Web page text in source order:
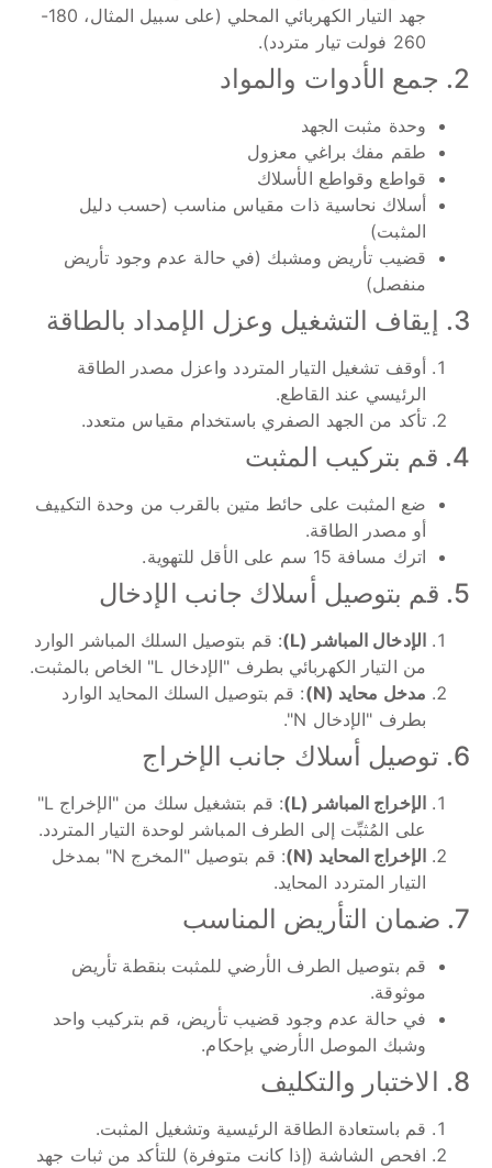
جهد التيار الكهربائي المحلي (على سبيل المثال، 180-
260 فولت تيار متردد).
2. جمع الأدوات والمواد
وحدة مثبت الجهد
طقم مفك براغي معزول
قواطع وقواطع الأسلاك
أسلاك نحاسية ذات مقياس مناسب (حسب دليل
المثبت)
قضيب تأريض ومشبك (في حالة عدم وجود تأريض
منفصل)
3. إيقاف التشغيل وعزل الإمداد بالطاقة
أوقف تشغيل التيار المتردد واعزل مصدر الطاقة
الرئيسي عند القاطع.
تأكد من الجهد الصفري باستخدام مقياس متعدد.
4. قم بتركيب المثبت
ضع المثبت على حائط متين بالقرب من وحدة التكييف
أو مصدر الطاقة.
اترك مسافة 15 سم على الأقل للتهوية.
5. قم بتوصيل أسلاك جانب الإدخال
الإدخال المباشر (L)
: قم بتوصيل السلك المباشر الوارد
من التيار الكهربائي بطرف "الإدخال L" الخاص بالمثبت.
مدخل محايد (N)
: قم بتوصيل السلك المحايد الوارد
بطرف "الإدخال N".
6. توصيل أسلاك جانب الإخراج
الإخراج المباشر (L)
: قم بتشغيل سلك من "الإخراج L"
على المُثبِّت إلى الطرف المباشر لوحدة التيار المتردد.
الإخراج المحايد (N)
: قم بتوصيل "المخرج N" بمدخل
التيار المتردد المحايد.
7. ضمان التأريض المناسب
قم بتوصيل الطرف الأرضي للمثبت بنقطة تأريض
موثوقة.
في حالة عدم وجود قضيب تأريض، قم بتركيب واحد
وشبك الموصل الأرضي بإحكام.
8. الاختبار والتكليف
قم باستعادة الطاقة الرئيسية وتشغيل المثبت.
افحص الشاشة (إذا كانت متوفرة) للتأكد من ثبات جهد